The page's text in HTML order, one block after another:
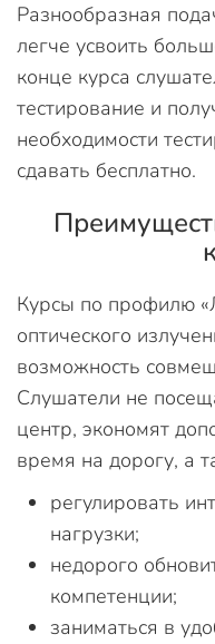
Разнообразная
легче усвоить
конце курса
тестирование и
необходимости
сдавать бесплатно.
Курсы по профилю
оптического
возможность
Слушатели не
центр, экономят
время на дорогу, а
регулировать
нагрузки;
недорого
компетенции;
заниматься в